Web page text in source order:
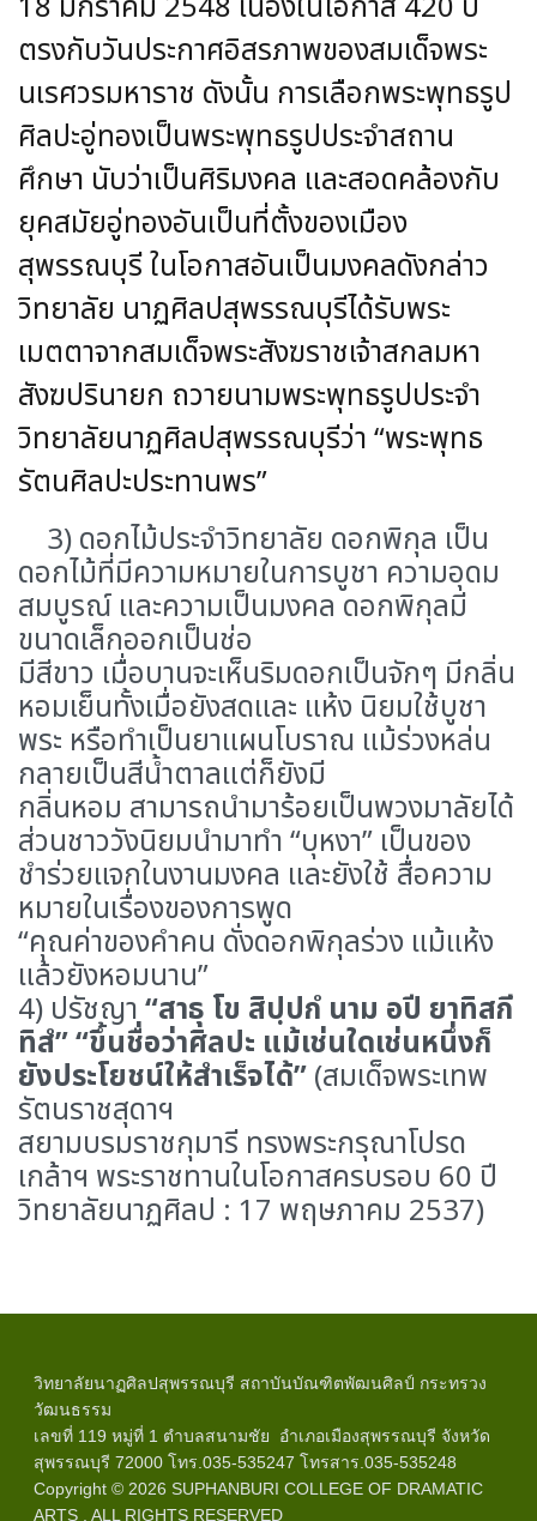
ตรงกับวันประกาศอิสรภาพของสมเด็จพระ
นเรศวรมหาราช ดังนั้น การเลือกพระพุทธรูป
ศิลปะอู่ทองเป็นพระพุทธรูปประจำสถาน
ศึกษา นับว่าเป็นศิริมงคล และสอดคล้องกับ
ยุคสมัยอู่ทองอันเป็นที่ตั้งของเมือง
สุพรรณบุรี ในโอกาสอันเป็นมงคลดังกล่าว
วิทยาลัย นาฏศิลปสุพรรณบุรีได้รับพระ
เมตตาจากสมเด็จพระสังฆราชเจ้าสกลมหา
สังฆปรินายก ถวายนามพระพุทธรูปประจำ
วิทยาลัยนาฏศิลปสุพรรณบุรีว่า“พระพุทธ
รัตนศิลปะประทานพร”
3) ดอกไม้ประจำวิทยาลัย ดอกพิกุล เป็น
ดอกไม้ที่มีความหมายในการบูชา ความอุดม
สมบูรณ์ และความเป็นมงคล ดอกพิกุลมี
ขนาดเล็กออกเป็นช่อ
มีสีขาว เมื่อบานจะเห็นริมดอกเป็นจักๆ มีกลิ่น
หอมเย็นทั้งเมื่อยังสดและ แห้ง นิยมใช้บูชา
พระ หรือทำเป็นยาแผนโบราณ แม้ร่วงหล่น
กลายเป็นสีน้ำตาลแต่ก็ยังมี
กลิ่นหอม สามารถนำมาร้อยเป็นพวงมาลัยได้
ส่วนชาววังนิยมนำมาทำ “บุหงา” เป็นของ
ชำร่วยแจกในงานมงคล และยังใช้ สื่อความ
หมายในเรื่องของการพูด
“คุณค่าของคำคน ดั่งดอกพิกุลร่วง แม้แห้ง
แล้วยังหอมนาน”
4) ปรัชญา“สาธุ โข สิปฺปกํ นาม อปี ยาทิสกี
ทิสํ”“ขึ้นชื่อว่าศิลปะ แม้เช่นใดเช่นหนึ่งก็
ยังประโยชน์ให้สำเร็จได้”(สมเด็จพระเทพ
รัตนราชสุดาฯ
สยามบรมราชกุมารี ทรงพระกรุณาโปรด
เกล้าฯ พระราชทานในโอกาสครบรอบ 60 ปี
วิทยาลัยนาฏศิลป : 17 พฤษภาคม 2537)
วิทยาลัยนาฏศิลปสุพรรณบุรี สถาบันบัณฑิตพัฒนศิลป์ กระทรวง
วัฒนธรรม
เลขที่ 119 หมู่ที่ 1 ตำบลสนามชัย อำเภอเมืองสุพรรณบุรี จังหวัด
สุพรรณบุรี 72000 โทร.035-535247 โทรสาร.035-535248
Copyright © 2026 SUPHANBURI COLLEGE OF DRAMATIC
ARTS , ALL RIGHTS RESERVED